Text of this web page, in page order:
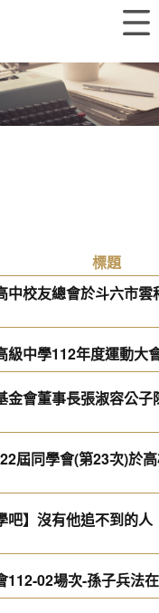
標題
中校友總會於斗六市
級中學112年度運動大
金會董事長張淑容公
屆同學會(第23次)於
吧】沒有他追不到的
112-02場次-孫子兵法